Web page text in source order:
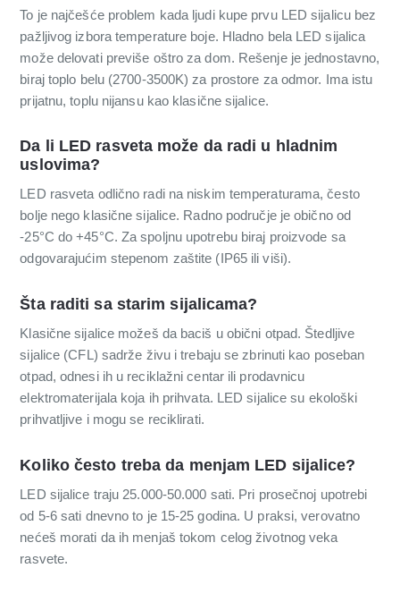
To je najčešće problem kada ljudi kupe prvu LED sijalicu bez
pažljivog izbora temperature boje. Hladno bela LED sijalica
može delovati previše oštro za dom. Rešenje je jednostavno,
biraj toplo belu (2700-3500K) za prostore za odmor. Ima istu
prijatnu, toplu nijansu kao klasične sijalice.
Da li LED rasveta može da radi u hladnim
uslovima?
LED rasveta odlično radi na niskim temperaturama, često
bolje nego klasične sijalice. Radno područje je obično od
-25°C do +45°C. Za spoljnu upotrebu biraj proizvode sa
odgovarajućim stepenom zaštite (IP65 ili viši).
Šta raditi sa starim sijalicama?
Klasične sijalice možeš da baciš u obični otpad. Štedljive
sijalice (CFL) sadrže živu i trebaju se zbrinuti kao poseban
otpad, odnesi ih u reciklažni centar ili prodavnicu
elektromaterijala koja ih prihvata. LED sijalice su ekološki
prihvatljive i mogu se reciklirati.
Koliko često treba da menjam LED sijalice?
LED sijalice traju 25.000-50.000 sati. Pri prosečnoj upotrebi
od 5-6 sati dnevno to je 15-25 godina. U praksi, verovatno
nećeš morati da ih menjaš tokom celog životnog veka
rasvete.